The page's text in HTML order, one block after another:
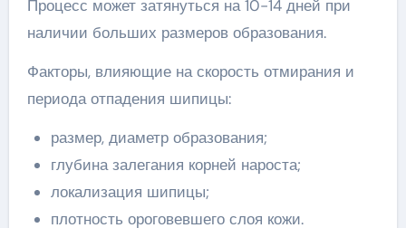
Процесс может затянуться на 10-14 дней при
наличии больших размеров образования.
Факторы, влияющие на скорость отмирания и
периода отпадения шипицы:
размер, диаметр образования;
глубина залегания корней нароста;
локализация шипицы;
плотность ороговевшего слоя кожи.